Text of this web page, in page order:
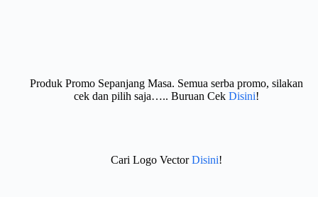
Produk Promo Sepanjang Masa. Semua serba promo, silakan
cek dan pilih saja….. Buruan Cek Disini!
Cari Logo VectorDisini!